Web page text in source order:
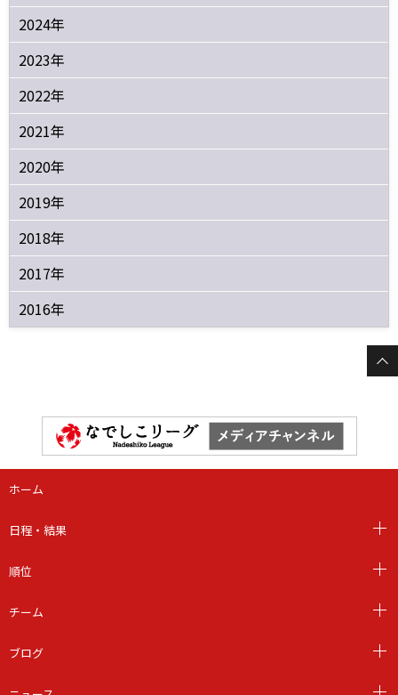
2024年
2023年
2022年
2021年
2020年
2019年
2018年
2017年
2016年
ホーム
日程・結果
順位
チーム
ブログ